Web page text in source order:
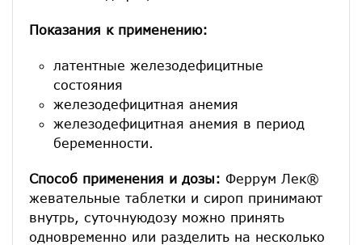
Показания к применению:
латентные железодефицитные
состояния
железодефицитная анемия
железодефицитная анемия в период
беременности.
Способ применения и дозы: Феррум Лек®
жевательные таблетки и сироп принимают
внутрь, суточнуюдозу можно принять
одновременно или разделить на несколько